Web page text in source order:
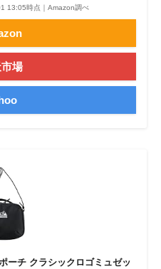
13:05時点｜Amazon調べ
場
ーチ クラシックロゴミュゼッ